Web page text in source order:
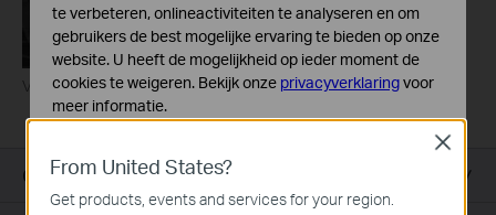
VIGI LightPro Night Vision Technology
Overzicht
From United States?
Get products, events and services for your region.
Close
te verbeteren, onlineactiviteiten te analyseren en om
gebruikers de best mogelijke ervaring te bieden op onze
website. U heeft de mogelijkheid op ieder moment de
cookies te weigeren. Bekijk onze privacyverklaringvoor
meer informatie.
Deze cookies zijn noodzakelijk voor de werking van de
website en kunnen niet worden uitgeschakeld.